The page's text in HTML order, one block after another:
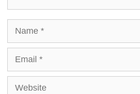
Name
Email
Website